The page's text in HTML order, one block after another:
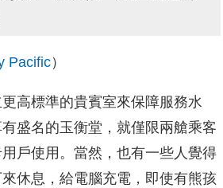
Pacific）
高標準的貴賓室來保障服務水
盛名的玉衡堂，就僅限兩艙乘客
戶使用。當然，也有一些人覺得
休息，給電腦充電，即使有熊孩